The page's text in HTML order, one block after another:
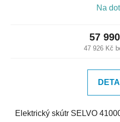
Na
47 926 Kč
57
Elektrický skútr SELVO